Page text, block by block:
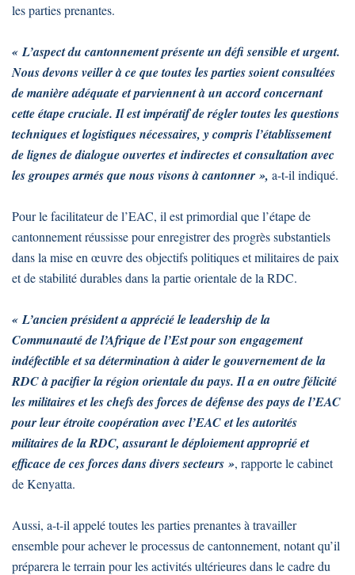
les parties prenantes.
« L’aspect du cantonnement présente un défi sensible et urgent.
Nous devons veiller à ce que toutes les parties soient consultées
de manière adéquate et parviennent à un accord concernant
cette étape cruciale. Il est impératif de régler toutes les questions
techniques et logistiques nécessaires, y compris l’établissement
de lignes de dialogue ouvertes et indirectes et consultation avec
les groupes armés que nous visons à cantonner », a-t-il indiqué.
Pour le facilitateur de l’EAC, il est primordial que l’étape de
cantonnement réussisse pour enregistrer des progrès substantiels
dans la mise en œuvre des objectifs politiques et militaires de paix
et de stabilité durables dans la partie orientale de la RDC.
« L’ancien président a apprécié le leadership de la
Communauté de l’Afrique de l’Est pour son engagement
indéfectible et sa détermination à aider le gouvernement de la
RDC à pacifier la région orientale du pays. Il a en outre félicité
les militaires et les chefs des forces de défense des pays de l’EAC
pour leur étroite coopération avec l’EAC et les autorités
militaires de la RDC, assurant le déploiement approprié et
efficace de ces forces dans divers secteurs », rapporte le cabinet
de Kenyatta.
Aussi, a-t-il appelé toutes les parties prenantes à travailler
ensemble pour achever le processus de cantonnement, notant qu’il
préparera le terrain pour les activités ultérieures dans le cadre du